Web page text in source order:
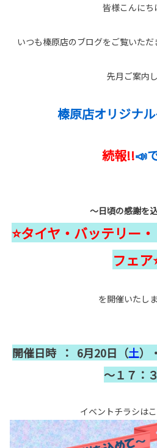
皆様こんにち
いつも榛原店のブログをご覧いた
先月ご案内
榛原店オリジナ
続報!!📣
～日頃の感謝を
⭐タイヤ・バッテリー
フェア
を開催いたし
開催日時 ： 6月20日（土）
～１７：
イベントチラシはこ